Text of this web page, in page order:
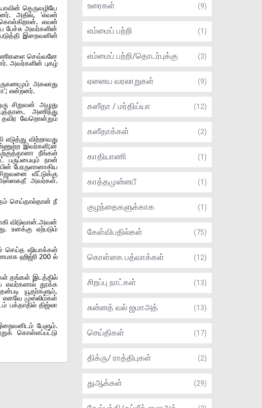
தெருவழியே
அதில், 'எவன்
எவன்
பேச்சு அவர்களின்
இறைவனின்
செவ்வனே
அவர்களின் புகழ்
அகலாது
என்றனர்.
சிறுவன் அழுது
அணிந்து
வேறொன்றும்
விற்றாவது
இவர்களி;ன்
நீங்கள்
நான்
பேரருளானாகிய
வீட்டுக்கு
அஸ்ஸகதீ அவர்கள்.
செய்தால்தான் நீ
விடுவான்.அவன்
உனக்கு ஏற்படும்
செய்த ஷியாக்கள்
ஹிஜ்ரி 200 ல்
தங்கள் இடத்தில்
எவர்களால் தூக்க
யூதர்களும்,
எனவே முஸ்லிம்கள்
திஜ்லா
பேளும்.
கொள்ளப்பட்டு
உரைகள் (9)
எம்மைப் பற்றி (1)
எம்மைப் பற்றி/தொடர்புக்கு (3)
ஏனைய வரலாறுகள் (9)
கஸீதா / மர்திய்யா (12)
கஸீதாக்கள் (2)
காதியாணி (1)
காத்தமுன்னபீ (1)
குழந்தைகளுக்காக (1)
கேள்விபதில்கள் (75)
கொள்கை பத்வாக்கள் (12)
சிறப்பு நாட்கள் (13)
சுன்னத் வல் ஜமாஅத் (13)
செய்திகள் (17)
திக்ரு/ ராத்திபுகள் (2)
துஆக்கள் (29)